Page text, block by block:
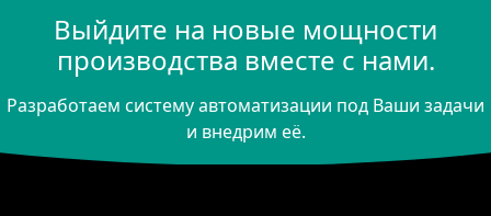
Выйдите на новые мощности
производства вместе с нами.
Разработаем систему автоматизации под Ваши задачи
и внедрим её.